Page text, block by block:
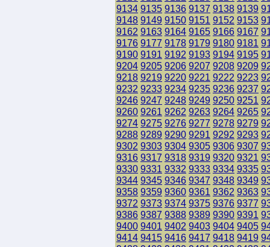
9134 9135 9136 9137 9138 9139
9148 9149 9150 9151 9152 9153
9162 9163 9164 9165 9166 9167
9176 9177 9178 9179 9180 9181
9190 9191 9192 9193 9194 9195
9204 9205 9206 9207 9208 9209
9218 9219 9220 9221 9222 9223
9232 9233 9234 9235 9236 9237
9246 9247 9248 9249 9250 9251
9260 9261 9262 9263 9264 9265
9274 9275 9276 9277 9278 9279
9288 9289 9290 9291 9292 9293
9302 9303 9304 9305 9306 9307
9316 9317 9318 9319 9320 9321
9330 9331 9332 9333 9334 9335
9344 9345 9346 9347 9348 9349
9358 9359 9360 9361 9362 9363
9372 9373 9374 9375 9376 9377
9386 9387 9388 9389 9390 9391
9400 9401 9402 9403 9404 9405
9414 9415 9416 9417 9418 9419